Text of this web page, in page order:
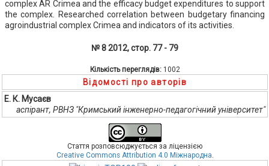
complex AR Crimea and the efficacy budget expenditures to support
the complex. Researched correlation between budgetary financing
agroindustrial complex Crimea and indicators of its activities.
№ 8 2012, стор. 77 - 79
Кількість переглядів: 1002
Відомості про авторів
Е. К. Мусаєв
аспірант, РВНЗ "Кримський інженерно-педагогічний університет"
Стаття розповсюджується за ліцензією
Creative Commons Attribution 4.0 Міжнародна